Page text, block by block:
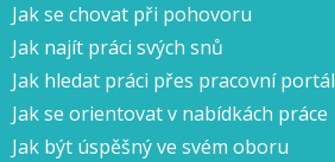
Jak se chovat při pohovoru
Jak najít práci svých snů
Jak hledat práci přes pracovní portál
Jak se orientovat v nabídkách práce
Jak být úspěšný ve svém oboru